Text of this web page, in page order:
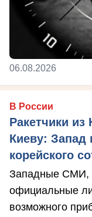
06.08.2026
В России
Ракетчики
Киеву: Запад
корейского
Западные СМИ,
официальные
возможного